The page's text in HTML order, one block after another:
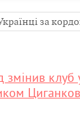
за
клуб